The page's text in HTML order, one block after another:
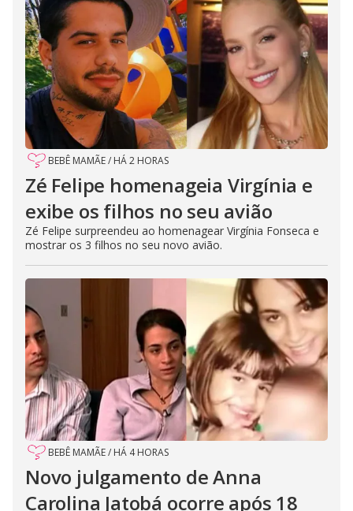
BEBÊ MAMÃE/ HÁ 2 HORAS
Zé Felipe homenageia Virgínia e
exibe os filhos no seu avião
Zé Felipe surpreendeu ao homenagear Virgínia Fonseca e
mostrar os 3 filhos no seu novo avião.
BEBÊ MAMÃE/ HÁ 4 HORAS
Novo julgamento de Anna
Carolina Jatobá ocorre após 18